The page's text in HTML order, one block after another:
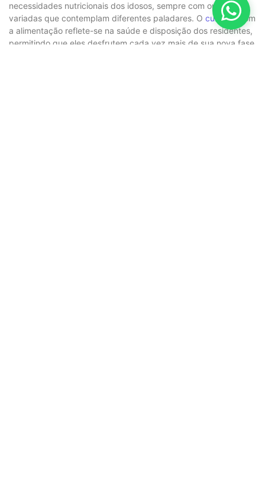
necessidades nutricionais dos idosos, sempre com opções
variadas que contemplam diferentes paladares. O cuidadocom
a alimentação reflete-se na saúde e disposição dos residentes,
permitindo que eles desfrutem cada vez mais de sua nova fase